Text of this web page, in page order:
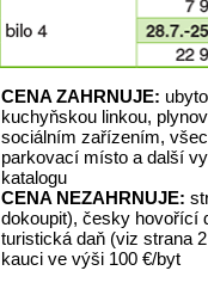
CENA ZAHRNUJE:
kuchyňskou linkou,
sociálním zařízením,
parkovací místo a další
katalogu
CENA NEZAHRNUJE:
dokoupit), česky hovořící
turistická daň (viz strana
kauci ve výši 100 €/byt